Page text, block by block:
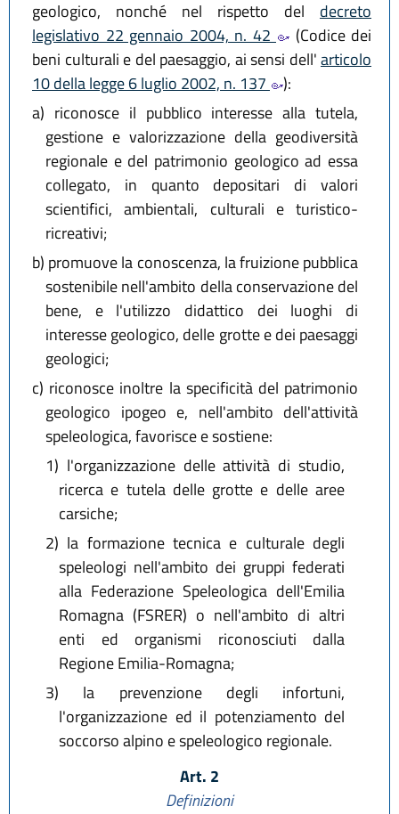
geologico, nonché nel rispetto del decreto
legislativo 22 gennaio 2004, n. 42
(Codice dei
beni culturali e del paesaggio, ai sensi dell'articolo
10 della legge 6 luglio 2002, n. 137
):
a) riconosce il pubblico interesse alla tutela,
gestione e valorizzazione della geodiversità
regionale e del patrimonio geologico ad essa
collegato, in quanto depositari di valori
scientifici, ambientali, culturali e turistico-
ricreativi;
b) promuove la conoscenza, la fruizione pubblica
sostenibile nell'ambito della conservazione del
bene, e l'utilizzo didattico dei luoghi di
interesse geologico, delle grotte e dei paesaggi
geologici;
c) riconosce inoltre la specificità del patrimonio
geologico ipogeo e, nell'ambito dell'attività
speleologica, favorisce e sostiene:
1) l'organizzazione delle attività di studio,
ricerca e tutela delle grotte e delle aree
carsiche;
2) la formazione tecnica e culturale degli
speleologi nell'ambito dei gruppi federati
alla Federazione Speleologica dell'Emilia
Romagna (FSRER) o nell'ambito di altri
enti ed organismi riconosciuti dalla
Regione Emilia-Romagna;
3) la prevenzione degli infortuni,
l'organizzazione ed il potenziamento del
soccorso alpino e speleologico regionale.
Art. 2
Definizioni